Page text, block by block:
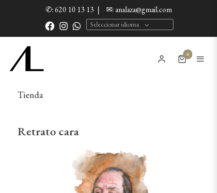
✆: 620 10 13 13 | ✉: analaza@gmail.com
Seleccionar idioma
0
Tienda
Retrato cara